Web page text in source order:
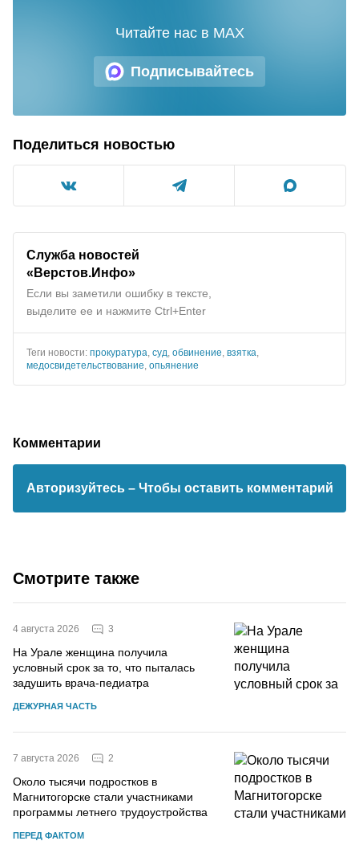
Подписывайтесь
Читайте нас в MAX
Поделиться новостью
Служба новостей
«Верстов.Инфо»
Если вы заметили ошибку в тексте,
выделите ее и нажмите Ctrl+Enter
Теги новости: прокуратура, суд, обвинение, взятка,
медосвидетельствование, опьянение
Комментарии
Авторизуйтесь – Чтобы оставить комментарий
Смотрите также
4 августа 2026 3
На Урале женщина получила
условный срок за то, что пыталась
задушить врача-педиатра
ДЕЖУРНАЯ ЧАСТЬ
7 августа 2026 2
Около тысячи подростков в
Магнитогорске стали участниками
программы летнего трудоустройства
ПЕРЕД ФАКТОМ